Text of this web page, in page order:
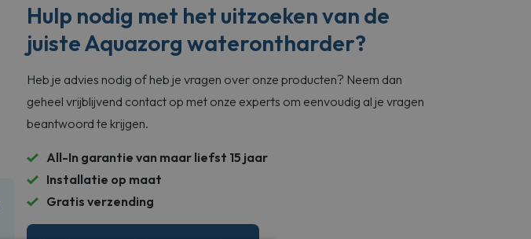
Hulp nodig met het uitzoeken van de
juiste Aquazorg waterontharder?
Heb je advies nodig of heb je vragen over onze producten? Neem dan
geheel vrijblijvend contact op met onze experts om eenvoudig al je vragen
beantwoord te krijgen.
All-In garantie van maar liefst 15 jaar
Installatie op maat
Gratis verzending